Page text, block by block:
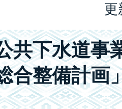
更
共下水道事
合整備計画